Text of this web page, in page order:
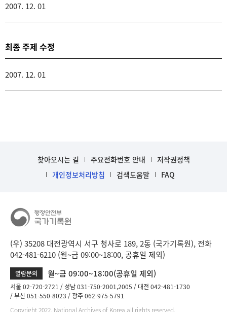
2007. 12. 01
최종 주제 수정
2007. 12. 01
찾아오시는 길 주요전화번호 안내
저작권정책
개인정보처리방침
검색도움말 FAQ
(우) 35208 대전광역시 서구 청사로 189, 2동 (국가기록원), 전화
042-481-6210 (월~금 09:00~18:00, 공휴일 제외)
열람문의 월~금 09:00~18:00(공휴일 제외)
서울 02-720-2721 성남 031-750-2001,2005
대전 042-481-1730
부산 051-550-8023
광주 062-975-5791
Copyright 2022. National Archives of Korea all rights reserved.